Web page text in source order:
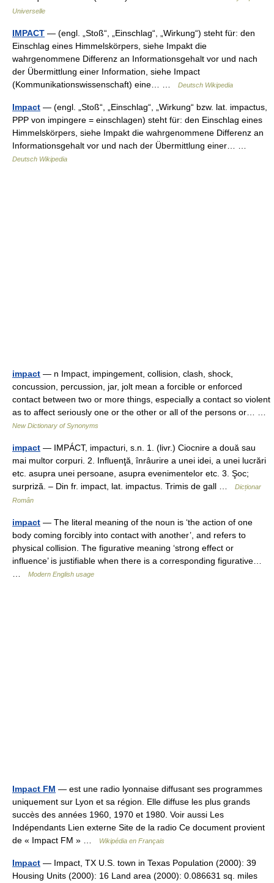
Universelle
IMPACT — (engl. „Stoß“, „Einschlag“, „Wirkung“) steht für: den
Einschlag eines Himmelskörpers, siehe Impakt die
wahrgenommene Differenz an Informationsgehalt vor und nach
der Übermittlung einer Information, siehe Impact
(Kommunikationswissenschaft) eine… …
Deutsch Wikipedia
Impact — (engl. „Stoß“, „Einschlag“, „Wirkung“ bzw. lat. impactus,
PPP von impingere = einschlagen) steht für: den Einschlag eines
Himmelskörpers, siehe Impakt die wahrgenommene Differenz an
Informationsgehalt vor und nach der Übermittlung einer… …
Deutsch Wikipedia
impact — n Impact, impingement, collision, clash, shock,
concussion, percussion, jar, jolt mean a forcible or enforced
contact between two or more things, especially a contact so violent
as to affect seriously one or the other or all of the persons or… …
New Dictionary of Synonyms
impact — IMPÁCT, impacturi, s.n. 1. (livr.) Ciocnire a două sau
mai multor corpuri. 2. Influenţă, înrâurire a unei idei, a unei lucrări
etc. asupra unei persoane, asupra evenimentelor etc. 3. Şoc;
surpriză. – Din fr. impact, lat. impactus. Trimis de gall …
Dicționar
Român
impact — The literal meaning of the noun is ‘the action of one
body coming forcibly into contact with another’, and refers to
physical collision. The figurative meaning ‘strong effect or
influence’ is justifiable when there is a corresponding figurative…
Modern English usage
Impact FM — est une radio lyonnaise diffusant ses programmes
uniquement sur Lyon et sa région. Elle diffuse les plus grands
succès des années 1960, 1970 et 1980. Voir aussi Les
Indépendants Lien externe Site de la radio Ce document provient
de « Impact FM » …
Wikipédia en Français
Impact — Impact, TX U.S. town in Texas Population (2000): 39
Housing Units (2000): 16 Land area (2000): 0.086631 sq. miles